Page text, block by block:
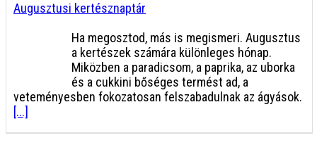
Augusztusi kertésznaptár
Ha megosztod, más is megismeri. Augusztus
a kertészek számára különleges hónap.
Miközben a paradicsom, a paprika, az uborka
és a cukkini bőséges termést ad, a
veteményesben fokozatosan felszabadulnak az ágyások.
[...]